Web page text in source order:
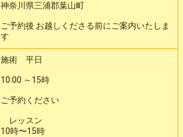
神奈川県三浦郡葉山町
ご予約後 お越しくださる前にご案内いたしま
す
施術 平日
10:00 ～15時
ご予約ください
レッスン
10時〜15時